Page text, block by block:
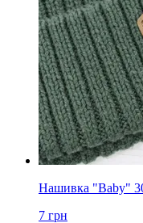
Нашивка "Baby"
7 грн